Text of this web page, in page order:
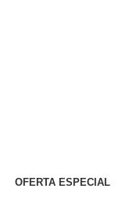
OFERTA ESPECIAL